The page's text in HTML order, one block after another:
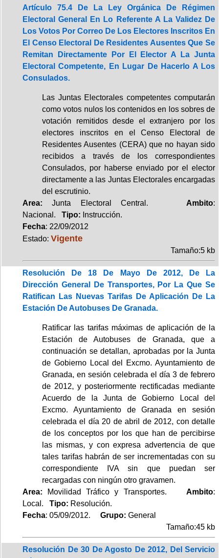
Artículo 75.4 De La Ley Orgánica De Régimen
Electoral General En Lo Referente A La Validez De
Los Votos Por Correo De Los Electores Inscritos En
El Censo Electoral De Residentes Ausentes Que Se
Remitan Directamente Por El Elector A La Junta
Electoral Competente, En Lugar De Hacerlo A Los
Consulados.
Las Juntas Electorales competentes computarán
como votos nulos los contenidos en los sobres de
votación remitidos desde el extranjero por los
electores inscritos en el Censo Electoral de
Residentes Ausentes (CERA) que no hayan sido
recibidos a través de los correspondientes
Consulados, por haberse enviado por el elector
directamente a las Juntas Electorales encargadas
del escrutinio.
Area: Junta Electoral Central. Ambito:
Nacional. Tipo: Instrucción.
Fecha: 22/09/2012
Estado: Vigente
Tamaño:5 kb
Resolución De 18 De Mayo De 2012, De La
Dirección General De Transportes, Por La Que Se
Ratifican Las Nuevas Tarifas De Aplicación De La
Estación De Autobuses De Granada.
Ratificar las tarifas máximas de aplicación de la
Estación de Autobuses de Granada, que a
continuación se detallan, aprobadas por la Junta
de Gobierno Local del Excmo. Ayuntamiento de
Granada, en sesión celebrada el día 3 de febrero
de 2012, y posteriormente rectificadas mediante
Acuerdo de la Junta de Gobierno Local del
Excmo. Ayuntamiento de Granada en sesión
celebrada el día 20 de abril de 2012, con detalle
de los conceptos por los que han de percibirse
las mismas, y con expresa advertencia de que
tales tarifas habrán de ser incrementadas con su
correspondiente IVA sin que puedan ser
recargadas con ningún otro gravamen.
Area: Movilidad Tráfico y Transportes. Ambito:
Local. Tipo: Resolución.
Fecha: 05/09/2012. Grupo: General
Tamaño:45 kb
Resolución De 30 De Agosto De 2012, Del Servicio